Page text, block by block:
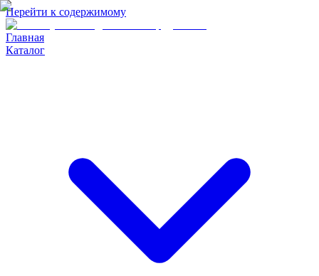
Перейти к содержимому
Главная
Каталог